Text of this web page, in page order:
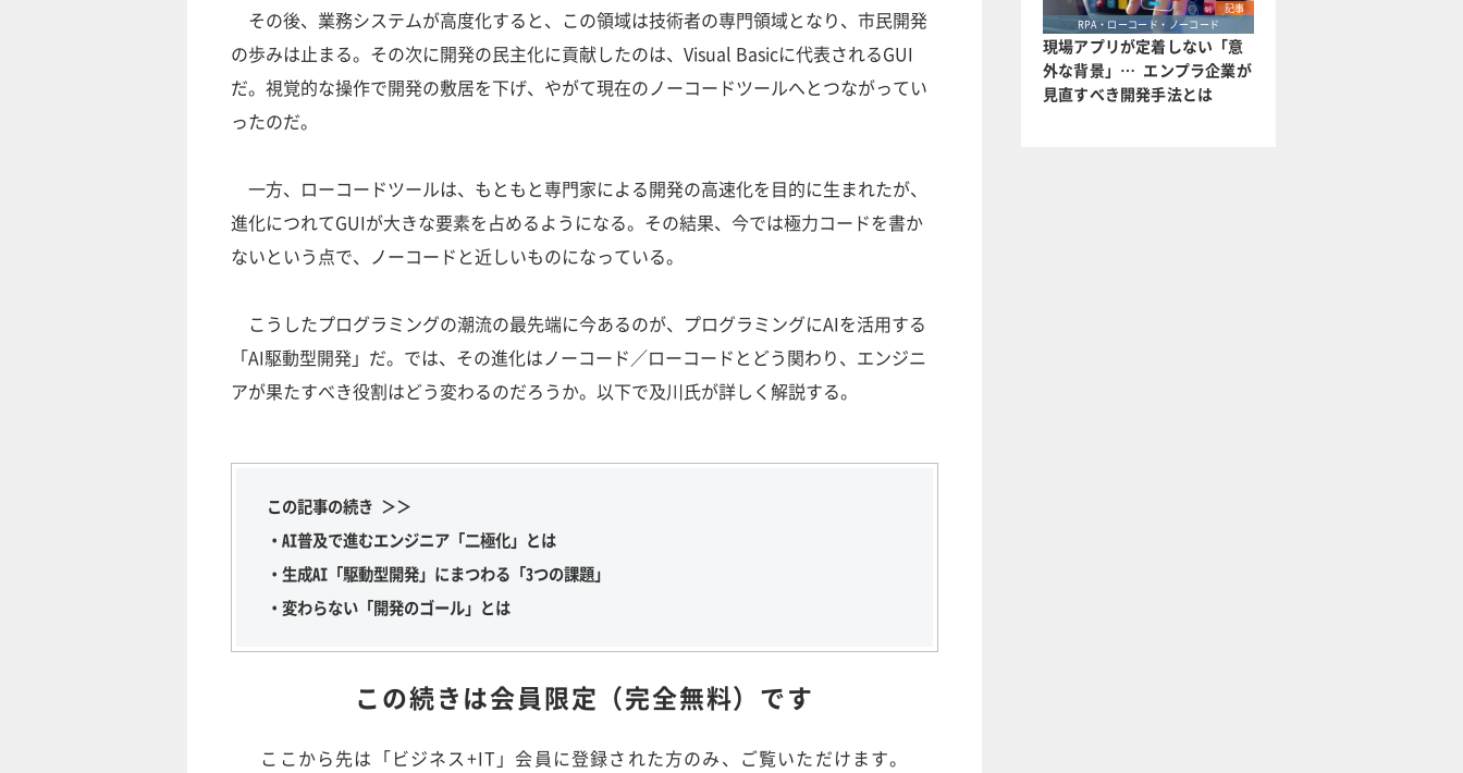
その後、業務システムが高度化すると、この領域は技術者の専門領域となり、市民開発
の歩みは止まる。その次に開発の民主化に貢献したのは、Visual Basicに代表されるGUI
だ。視覚的な操作で開発の敷居を下げ、やがて現在のノーコードツールへとつながってい
ったのだ。
一方、ローコードツールは、もともと専門家による開発の高速化を目的に生まれたが、
進化につれてGUIが大きな要素を占めるようになる。その結果、今では極力コードを書か
ないという点で、ノーコードと近しいものになっている。
こうしたプログラミングの潮流の最先端に今あるのが、プログラミングにAIを活用する
「AI駆動型開発」だ。では、その進化はノーコード／ローコードとどう関わり、エンジニ
アが果たすべき役割はどう変わるのだろうか。以下で及川氏が詳しく解説する。
この記事の続き ＞＞
・AI普及で進むエンジニア「二極化」とは
・生成AI「駆動型開発」にまつわる「3つの課題」
・変わらない「開発のゴール」とは
この続きは会員限定（完全無料）です
ここから先は「ビジネス+IT」会員に登録された方のみ、ご覧いただけます。
記事
RPA・ローコード・ノーコード
現場アプリが定着しない「意
外な背景」… エンプラ企業が
見直すべき開発手法とは